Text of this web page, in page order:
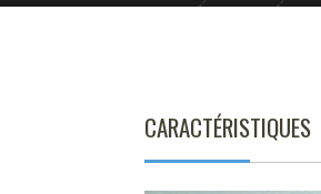
CARACTÉRISTIQUES